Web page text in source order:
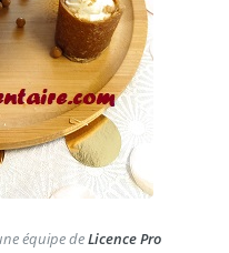
équipe deLicence Pro